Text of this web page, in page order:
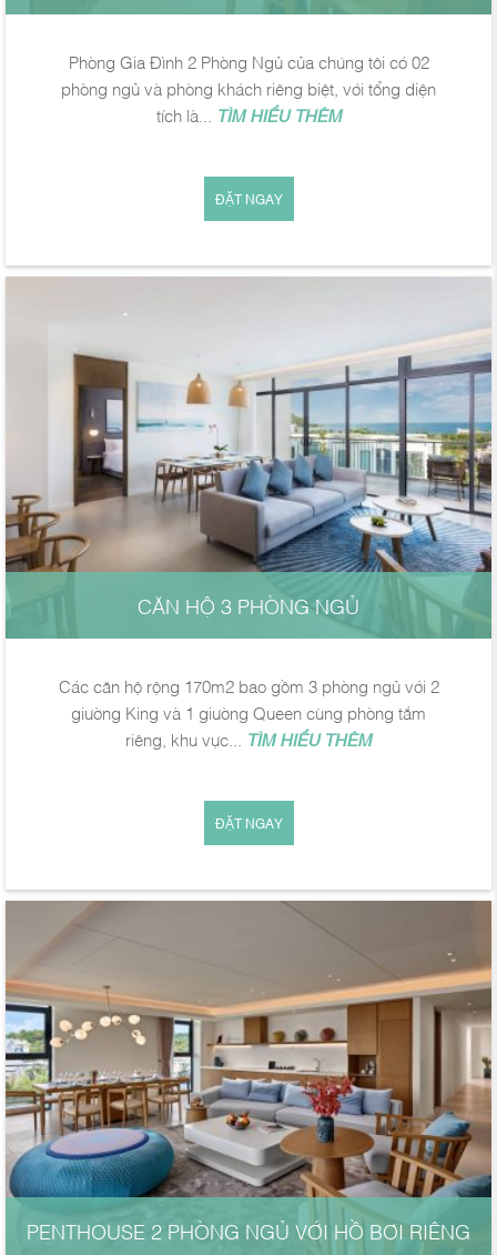
Phòng Gia Đình 2 Phòng Ngủ của chúng tôi có 02
phòng ngủ và phòng khách riêng biệt, với tổng diện
tích là...
TÌM HIỂU THÊM
ĐẶT NGAY
CĂN HỘ 3 PHÒNG NGỦ
Các căn hộ rộng 170m2 bao gồm 3 phòng ngủ với 2
giường King và 1 giường Queen cùng phòng tắm
riêng, khu vực... TÌM HIỂU THÊM
ĐẶT NGAY
PENTHOUSE 2 PHÒNG NGỦ VỚI HỒ BƠI RIÊNG